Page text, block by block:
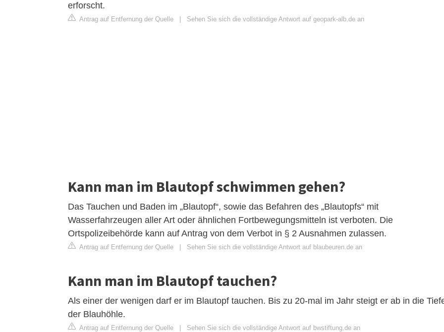
erforscht.
Antrag auf Entfernung der Quelle Sehen Sie sich die vollständige Antwort auf geopark-alb.de an
Kann man im Blautopf schwimmen gehen?
Das Tauchen und Baden im „Blautopf“, sowie das Befahren des „Blautopfs“ mit
Wasserfahrzeugen aller Art oder ähnlichen Fortbewegungsmitteln ist verboten. Die
Ortspolizeibehörde kann auf Antrag von dem Verbot in § 2 Ausnahmen zulassen.
Antrag auf Entfernung der Quelle Sehen Sie sich die vollständige Antwort auf blaubeuren.de an
Kann man im Blautopf tauchen?
Als einer der wenigen darf er im Blautopf tauchen. Bis zu 20-mal im Jahr steigt er ab in die
der Blauhöhle.
Antrag auf Entfernung der Quelle Sehen Sie sich die vollständige Antwort auf bwstiftung.de an